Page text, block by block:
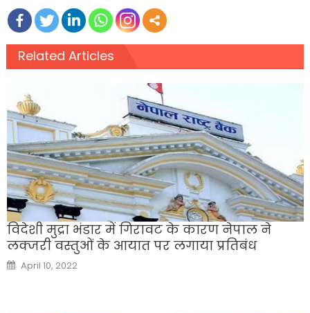
Related Articles
विदेशी मुद्रा भंडार में गिरावट के कारण नेपाल ने
लक्जरी वस्तुओं के आयात पर लगाया प्रतिबंध
Posted
on
April 10, 2022